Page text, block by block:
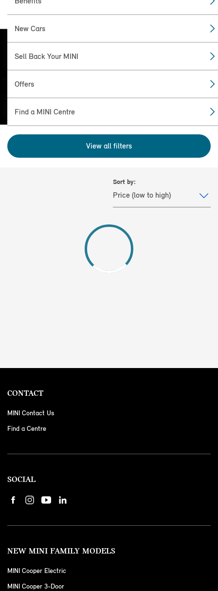
New Cars
Sell Back Your MINI
Offers
Find a MINI Centre
FIND THE
MINI FOR YOU
View all filters
Sort by:
CONTACT
MINI Contact Us
Find a Centre
SOCIAL
NEW MINI FAMILY MODELS
MINI Cooper Electric
MINI Cooper 3-Door